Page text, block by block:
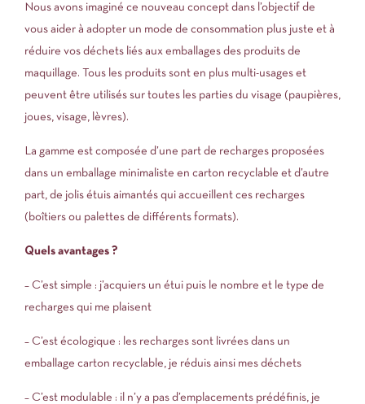
Nous avons imaginé ce nouveau concept dans l’objectif de
vous aider à adopter un mode de consommation plus juste et à
réduire vos déchets liés aux emballages des produits de
maquillage. Tous les produits sont en plus multi-usages et
peuvent être utilisés sur toutes les parties du visage (paupières,
joues, visage, lèvres).
La gamme est composée d’une part de recharges proposées
dans un emballage minimaliste en carton recyclable et d’autre
part, de jolis étuis aimantés qui accueillent ces recharges
(boîtiers ou palettes de différents formats).
Quels avantages ?
– C’est simple : j’acquiers un étui puis le nombre et le type de
recharges qui me plaisent
– C’est écologique : les recharges sont livrées dans un
emballage carton recyclable, je réduis ainsi mes déchets
– C’est modulable : il n’y a pas d’emplacements prédéfinis, je